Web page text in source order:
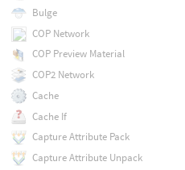
Bulge
COP Network
COP Preview Material
COP2 Network
Cache
Cache If
Capture Attribute Pack
Capture Attribute Unpack